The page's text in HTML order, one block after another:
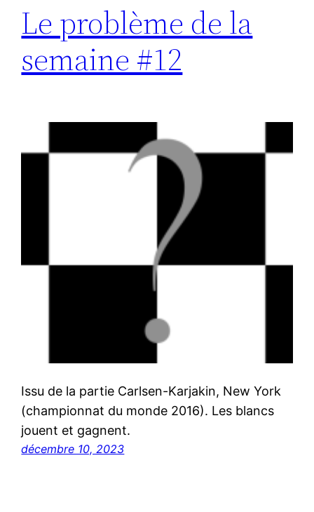
Le problème de la
semaine #12
Issu de la partie Carlsen-Karjakin, New York
(championnat du monde 2016). Les blancs
jouent et gagnent.
décembre 10, 2023